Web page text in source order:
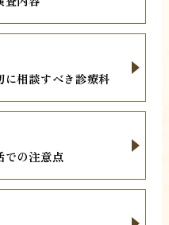
相談すべき診療科
での注意点